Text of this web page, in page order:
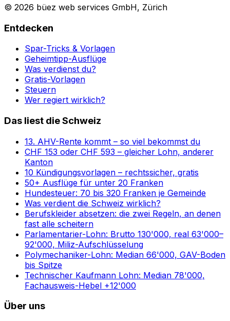
© 2026 büez web services GmbH, Zürich
Entdecken
Spar-Tricks & Vorlagen
Geheimtipp-Ausflüge
Was verdienst du?
Gratis-Vorlagen
Steuern
Wer regiert wirklich?
Das liest die Schweiz
13. AHV-Rente kommt – so viel bekommst du
CHF 153 oder CHF 593 – gleicher Lohn, anderer
Kanton
10 Kündigungsvorlagen – rechtssicher, gratis
50+ Ausflüge für unter 20 Franken
Hundesteuer: 70 bis 320 Franken je Gemeinde
Was verdient die Schweiz wirklich?
Berufskleider absetzen: die zwei Regeln, an denen
fast alle scheitern
Parlamentarier-Lohn: Brutto 130'000, real 63'000–
92'000, Miliz-Aufschlüsselung
Polymechaniker-Lohn: Median 66'000, GAV-Boden
bis Spitze
Technischer Kaufmann Lohn: Median 78'000,
Fachausweis-Hebel +12'000
Über uns